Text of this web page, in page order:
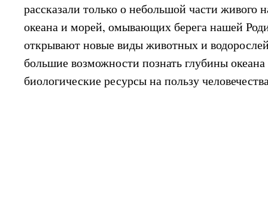
рассказали только о небольшой части живого
океана и морей, омывающих берега нашей
открывают новые виды животных и
большие возможности познать глубины океана
биологические ресурсы на пользу